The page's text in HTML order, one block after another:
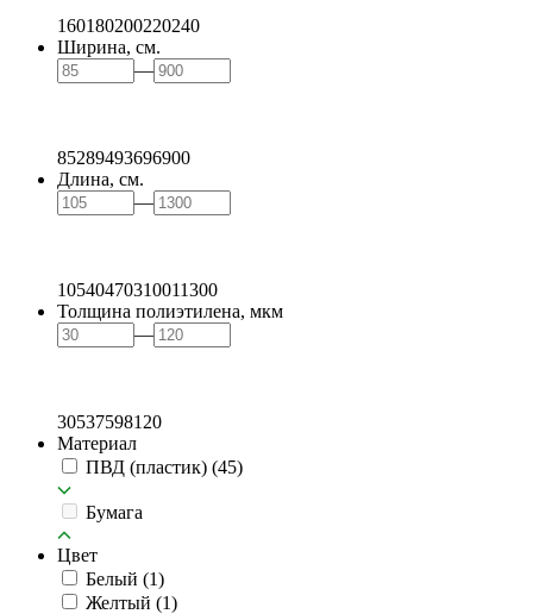
160180200220240
Ширина, см.
—
85289493696900
Длина, см.
—
10540470310011300
Толщина полиэтилена, мкм
—
30537598120
Материал
ПВД (пластик) (45)
Бумага
Цвет
Белый (1)
Желтый (1)